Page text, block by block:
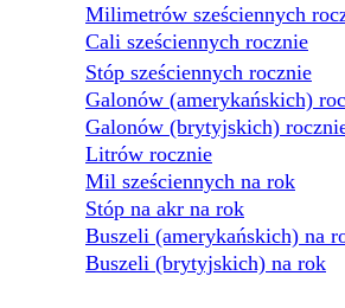
Milimetrów sześciennych
Cali sześciennych rocznie
Stóp sześciennych rocznie
Galonów (amerykańskich)
Galonów (brytyjskich)
Litrów rocznie
Mil sześciennych na rok
Stóp na akr na rok
Buszeli (amerykańskich) na
Buszeli (brytyjskich) na rok